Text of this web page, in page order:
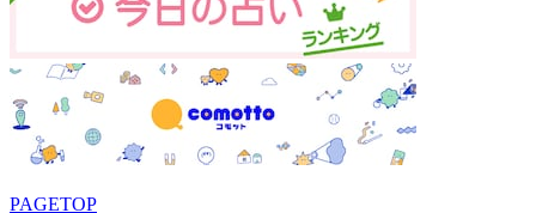
PAGETOP